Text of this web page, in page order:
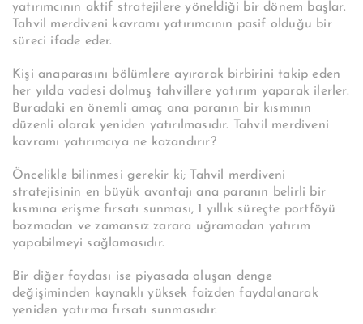
yatırımcının aktif stratejilere yöneldiği bir dönem başlar.
Tahvil merdiveni kavramı yatırımcının pasif olduğu bir
süreci ifade eder.
Kişi anaparasını bölümlere ayırarak birbirini takip eden
her yılda vadesi dolmuş tahvillere yatırım yaparak ilerler.
Buradaki en önemli amaç ana paranın bir kısmının
düzenli olarak yeniden yatırılmasıdır. Tahvil merdiveni
kavramı yatırımcıya ne kazandırır?
Öncelikle bilinmesi gerekir ki; Tahvil merdiveni
stratejisinin en büyük avantajı ana paranın belirli bir
kısmına erişme fırsatı sunması, 1 yıllık süreçte portföyü
bozmadan ve zamansız zarara uğramadan yatırım
yapabilmeyi sağlamasıdır.
Bir diğer faydası ise piyasada oluşan denge
değişiminden kaynaklı yüksek faizden faydalanarak
yeniden yatırma fırsatı sunmasıdır.